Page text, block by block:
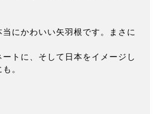
にかわいい矢羽根です。まさに
トに、そして日本をイメージし
。